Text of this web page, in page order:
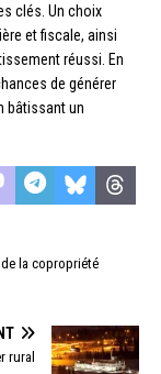
clés. Un choix
et fiscale, ainsi
réussi. En
de générer
bâtissant un
la copropriété
rural